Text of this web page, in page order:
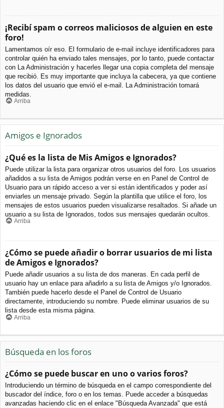
¡Recibí spam o correos maliciosos de alguien en este
foro!
Lamentamos oír eso. El formulario de e-mail incluye identificadores para
controlar quién ha enviado tales mensajes, por lo tanto, puede contactar
con La Administración y hacerles llegar una copia completa del mensaje
que recibió. Es muy importante que incluya la cabecera, ya que contiene
los datos del usuario que envió el e-mail. La Administración tomará
medidas.
Arriba
Amigos e Ignorados
¿Qué es la lista de Mis Amigos e Ignorados?
Puede utilizar la lista para organizar otros usuarios del foro. Los usuarios
añadidos a su lista de Amigos podrán verse en en Panel de Control de
Usuario para un rápido acceso a ver si están identificados y poder así
enviarles un mensaje privado. Según la plantilla que utilice el foro, los
mensajes de estos usuarios pueden visualizarse resaltados. Si añade un
usuario a su lista de Ignorados, todos sus mensajes quedarán ocultos.
Arriba
¿Cómo se puede añadir o borrar usuarios de mi lista
de Amigos e Ignorados?
Puede añadir usuarios a su lista de dos maneras. En cada perfil de
usuario hay un enlace para añadirlo a su lista de Amigos y/o Ignorados.
También puede hacerlo desde el Panel de Control de Usuario
directamente, introduciendo su nombre. Puede eliminar usuarios de su
lista desde esta misma página.
Arriba
Búsqueda en los foros
¿Cómo se puede buscar en uno o varios foros?
Introduciendo un término de búsqueda en el campo correspondiente del
buscador del índice, foro o en los temas. Puede acceder a búsquedas
avanzadas haciendo clic en el enlace "Búsqueda Avanzada" que está